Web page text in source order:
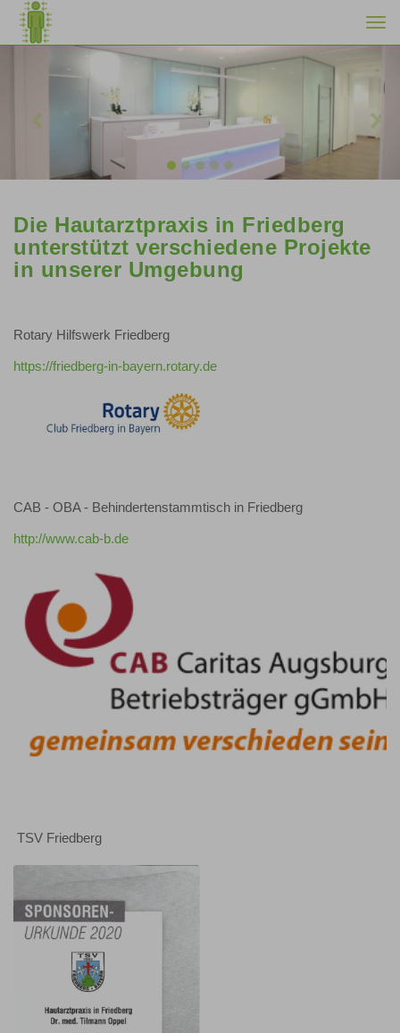
Previous
Die Hautarztpraxis in Friedberg
unterstützt verschiedene Projekte
in unserer Umgebung
Rotary Hilfswerk Friedberg
https://friedberg-in-bayern.rotary.de
CAB - OBA - Behindertenstammtisch in Friedberg
http://www.cab-b.de
TSV Friedberg